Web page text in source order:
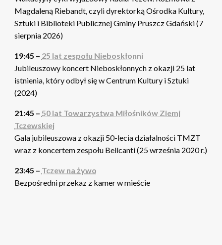
Magdaleną Riebandt, czyli dyrektorką Ośrodka Kultury,
Sztuki i Biblioteki Publicznej Gminy Pruszcz Gdański (7
sierpnia 2026)
19:45 – 25 lat zespołu Nieboskłonni
Jubileuszowy koncert Nieboskłonnych z okazji 25 lat
istnienia, który odbył się w Centrum Kultury i Sztuki
(2024)
21:45 – 50 lat Towarzystwa Miłośników Ziemi
Tczewskiej
Gala jubileuszowa z okazji 50-lecia działalności TMZT
wraz z koncertem zespołu Bellcanti (25 września 2020 r.)
23:45 – Tczew na żywo
Bezpośredni przekaz z kamer w mieście